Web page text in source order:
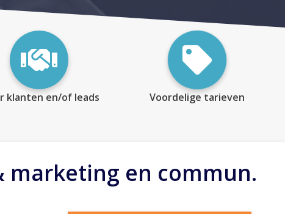
klanten en/of leads Voordelige tarieven
marketing en commun.